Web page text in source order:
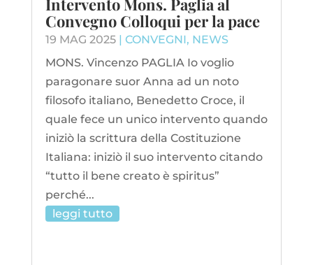
Convegno Colloqui per la pace
19 MAG 2025| CONVEGNI, NEWS
MONS. Vincenzo PAGLIA Io voglio
paragonare suor Anna ad un noto
filosofo italiano, Benedetto Croce, il
quale fece un unico intervento quando
iniziò la scrittura della Costituzione
Italiana: iniziò il suo intervento citando
“tutto il bene creato è spiritus”
perché...
leggi tutto